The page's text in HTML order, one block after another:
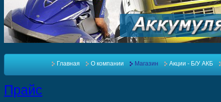
Главная О компании Магазин Акции - Б/У АКБ
Прайс